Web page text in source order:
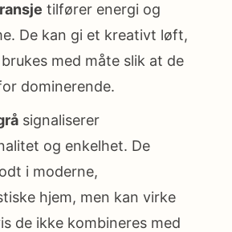
tilfører energi og
De kan gi et kreativt løft,
med måte slik at de
dominerende.
signaliserer
og enkelhet. De
i moderne,
hjem, men kan virke
de ikke kombineres med